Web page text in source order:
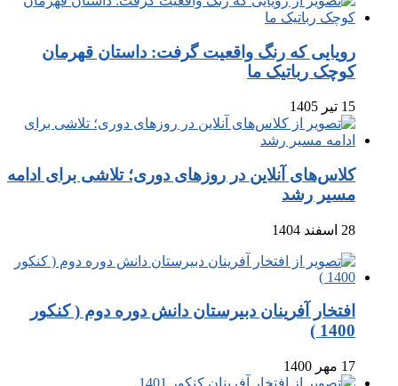
رویایی که رنگ واقعیت گرفت: داستان قهرمان
کوچک رباتیک ما
15 تیر 1405
کلاس‌های آنلاین در روزهای دوری؛ تلاشی برای ادامه
مسیر رشد
28 اسفند 1404
افتخار آفرینان دبیرستان دانش دوره دوم ( کنکور
1400 )
17 مهر 1400